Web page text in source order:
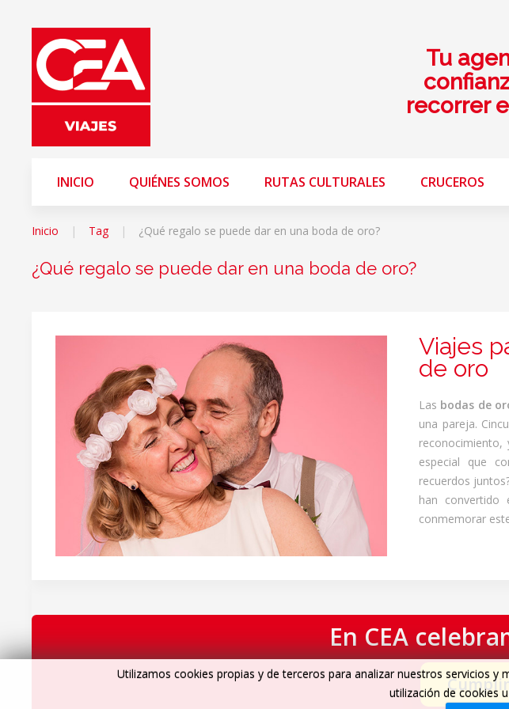
Tu
recorrer
INICIO QUIÉNES SOMOS RUTAS CULTURALES CRUCEROS
Inicio Tag ¿Qué regalo se puede dar en una boda de oro?
¿Qué regalo se puede dar en una boda de oro?
Viajes
de oro
Las bodas de
una pareja.
especial que
recuerdos
han convertido
conmemorar
En CEA
Utilizamos cookies propias y de terceros para analizar nuestros servicios
utilización de cookies